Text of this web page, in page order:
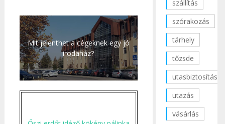
Mit jelenthet a cégeknek egy jó
irodaház?
szállítás
szórakozás
tárhely
tőzsde
utasbiztosítás
utazás
vásárlás